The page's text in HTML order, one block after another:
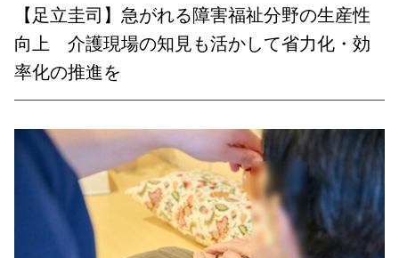
【足立圭司】急がれる障害福祉分野の生産性
向上 介護現場の知見も活かして省力化・効
率化の推進を